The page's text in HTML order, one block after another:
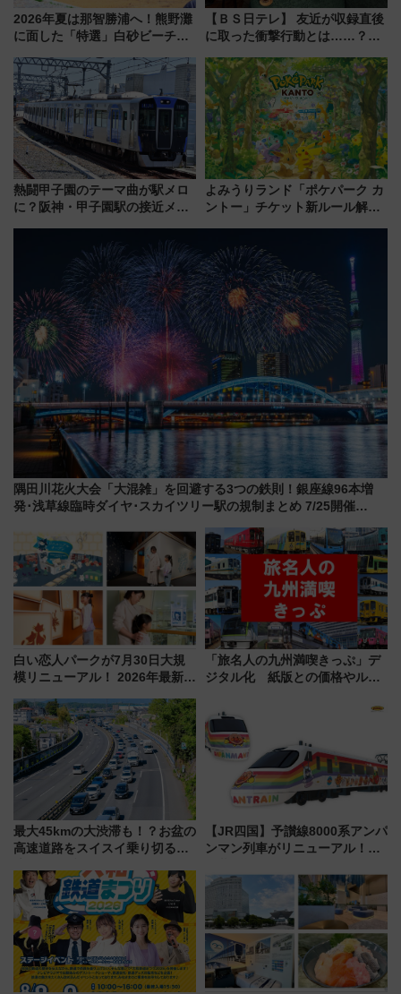
2026年夏は那智勝浦へ！熊野灘
に面した「特選」白砂ビーチは
会」は8月11日開催！
【ＢＳ日テレ】 友近が収録直後
に取った衝撃行動とは……？
で極上の夏祭り鉄道旅を放送
熱闘甲子園のテーマ曲が駅メロ
に？阪神・甲子園駅の接近メロ
谷実アレンジの特別仕様へ、8月
5日始発から
よみうりランド「ポケパーク カ
ントー」チケット新ルール解
隅田川花火大会「大混雑」を回避する3つの鉄則！銀座線96本増
発･浅草線臨時ダイヤ･スカイツリー駅の規制まとめ 7/25開催
白い恋人パークが7月30日大規
模リニューアル！ 2026年最新の
と料金・アクセスを徹底解説
（札幌市）
「旅名人の九州満喫きっぷ」デ
ジタル化 紙版との価格やルー
最大45kmの大渋滞も！？お盆の
高速道路をスイスイ乗り切る快
【JR四国】予讃線8000系アンパ
ンマン列車がリニューアル！内
今年12月